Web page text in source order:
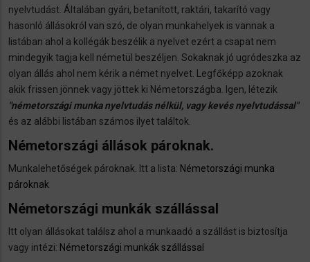
nyelvtudást. Általában gyári, betanított, raktári, takarító vagy
hasonló állásokról van szó, de olyan munkahelyek is vannak a
listában ahol a kollégák beszélik a nyelvet ezért a csapat nem
mindegyik tagja kell németül beszéljen. Sokaknak jó ugródeszka az
olyan állás ahol nem kérik a német nyelvet. Legfőképp azoknak
akik frissen jönnek vagy jöttek ki Németországba. Igen, létezik
"németországi munka nyelvtudás nélkül, vagy kevés nyelvtudással"
és az alábbi listában számos ilyet találtok.
Németországi állások pároknak.
Munkalehetőségek pároknak. Itt a lista: Németországi munka
pároknak
Németországi munkák szállással
Itt olyan állásokat találsz ahol a munkaadó a szállást is biztosítja
vagy intézi: Németországi munkák szállással